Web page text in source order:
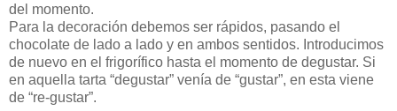
del momento.
Para la decoración debemos ser rápidos, pasando el
chocolate de lado a lado y en ambos sentidos. Introducimos
de nuevo en el frigorífico hasta el momento de degustar. Si
en aquella tarta “degustar” venía de “gustar”, en esta viene
de “re-gustar”.